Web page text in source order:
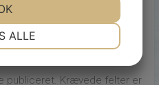
publiceret. Krævede felter er
STATISTIK
ALLE